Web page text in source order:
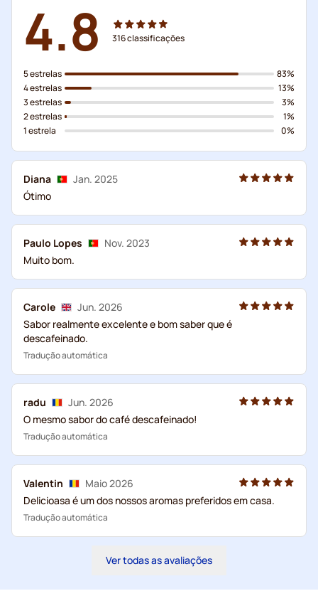
4.8 316classificações
5 estrelas
4 estrelas
3 estrelas
2 estrelas
1 estrela
83%
13%
3%
1%
0%
Diana
Jan. 2025
Ótimo
Paulo Lopes
Nov. 2023
Muito bom.
Carole
Jun. 2026
Sabor realmente excelente e bom saber que é
descafeinado.
Tradução automática
radu
Jun. 2026
O mesmo sabor do café descafeinado!
Tradução automática
Valentin
Maio 2026
Delicioasa é um dos nossos aromas preferidos em casa.
Tradução automática
Ver todas as avaliações